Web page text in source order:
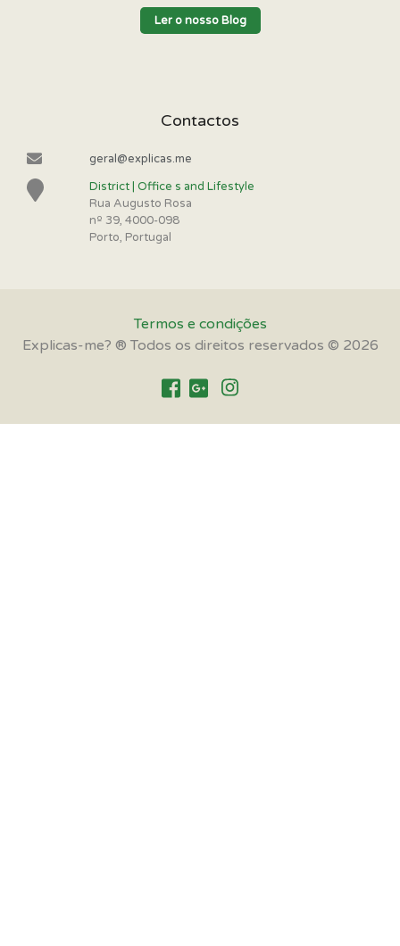
Ler o nosso Blog
Contactos
geral@explicas.me
District | Office s and Lifestyle
Rua Augusto Rosa
nº 39, 4000-098
Porto, Portugal
Termos e condições
Explicas-me? ® Todos os direitos reservados © 2026